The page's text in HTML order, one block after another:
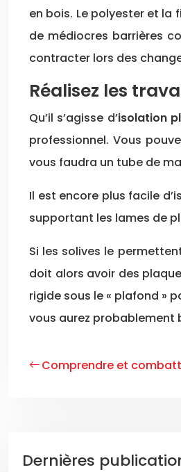
en bois. Le polyester et la
de médiocres barrières
contracter lors des
Réalisez les
Qu’il s’agisse d’isolation
professionnel. Vous
vous faudra un tube de
Il est encore plus facile
supportant les lames de
Si les solives le
doit alors avoir des
rigide sous le « plafond »
vous aurez probablement
Comprendre et
Dernières